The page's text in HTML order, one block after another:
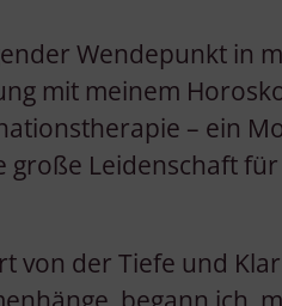
Wendepunkt in
mit meinem
– ein
große Leidenschaft
von der Tiefe und